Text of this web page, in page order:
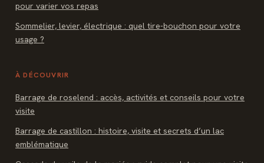
pour varier vos repas
Sommelier, levier, électrique : quel tire-bouchon pour votre
usage ?
À DÉCOUVRIR
Barrage de roselend : accès, activités et conseils pour votre
visite
Barrage de castillon : histoire, visite et secrets d’un lac
emblématique